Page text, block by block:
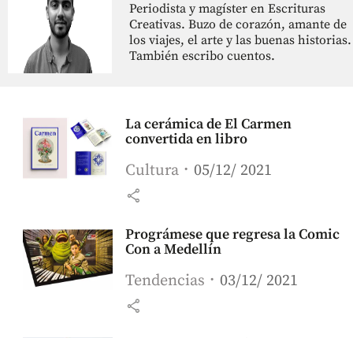
Periodista y magíster en Escrituras
Creativas. Buzo de corazón, amante de
los viajes, el arte y las buenas historias.
También escribo cuentos.
La cerámica de El Carmen
convertida en libro
Cultura 05/12/ 2021
share
Prográmese que regresa la Comic
Con a Medellín
Tendencias 03/12/ 2021
share